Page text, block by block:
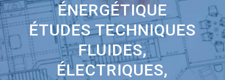
ÉNERGÉTIQUE
ÉTUDES TECHNIQUES
FLUIDES,
ÉLECTRIQUES,